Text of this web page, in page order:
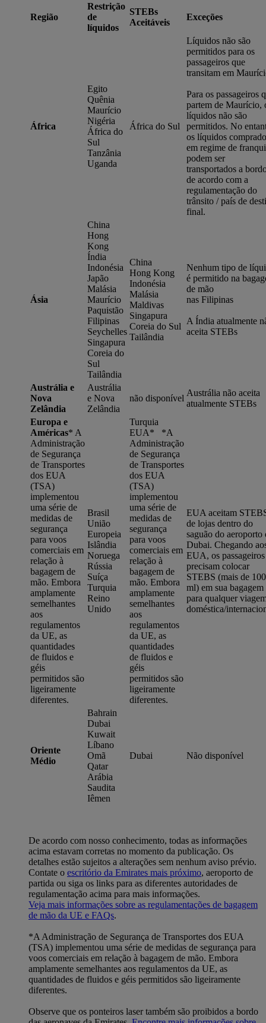
Região
Restrição
de
líquidos
STEBs
Aceitáveis
Exceções
África
Egito
Quênia
Maurício
Nigéria
África do
Sul
Tanzânia
Uganda
África do Sul
Líquidos não são
permitidos para os
passageiros que
transitam em
Para os passageiros
partem de Maurício,
líquidos não são
permitidos. No
os líquidos
em regime de
podem ser
transportados a
de acordo com a
regulamentação do
trânsito / país de
final.
Ásia
China
Hong
Kong
Índia
Indonésia
Japão
Malásia
Maurício
Paquistão
Filipinas
Seychelles
Singapura
Coreia do
Sul
Tailândia
China
Hong Kong
Indonésia
Malásia
Maldivas
Singapura
Coreia do Sul
Tailândia
Nenhum tipo de
é permitido na
de mão
nas Filipinas
A Índia atualmente
aceita STEBs
Austrália e
Nova
Zelândia
Austrália
e Nova
Zelândia
não disponível
Austrália não aceita
atualmente STEBs
Europa e
Américas* A
Administração
de Segurança
de Transportes
dos EUA
(TSA)
implementou
uma série de
medidas de
segurança
para voos
comerciais em
relação à
bagagem de
mão. Embora
amplamente
semelhantes
aos
regulamentos
da UE, as
quantidades
de fluidos e
géis
permitidos são
ligeiramente
diferentes.
Brasil
União
Europeia
Islândia
Noruega
Rússia
Suíça
Turquia
Reino
Unido
Turquia
EUA* *A
Administração
de Segurança
de Transportes
dos EUA
(TSA)
implementou
uma série de
medidas de
segurança
para voos
comerciais em
relação à
bagagem de
mão. Embora
amplamente
semelhantes
aos
regulamentos
da UE, as
quantidades
de fluidos e
géis
permitidos são
ligeiramente
diferentes.
EUA aceitam
de lojas dentro do
saguão do aeroporto
Dubai. Chegando
EUA, os passageiros
precisam colocar
STEBS (mais de 100
ml) em sua bagagem
para qualquer
doméstica/
Oriente
Médio
Bahrain
Dubai
Kuwait
Líbano
Omã
Qatar
Arábia
Saudita
Iêmen
Dubai Não disponível
De acordo com nosso conhecimento, todas as informações
acima estavam corretas no momento da publicação. Os
detalhes estão sujeitos a alterações sem nenhum aviso prévio.
Contate o escritório da Emirates mais próximo, aeroporto de
partida ou siga os links para as diferentes autoridades de
regulamentação acima para mais informações.
Veja mais informações sobre as regulamentações de bagagem
de mão da UE e FAQs.
*A Administração de Segurança de Transportes dos EUA
(TSA) implementou uma série de medidas de segurança para
voos comerciais em relação à bagagem de mão. Embora
amplamente semelhantes aos regulamentos da UE, as
quantidades de fluidos e géis permitidos são ligeiramente
diferentes.
Observe que os ponteiros laser também são proibidos a bordo